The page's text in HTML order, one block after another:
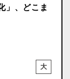
」、どこま
大